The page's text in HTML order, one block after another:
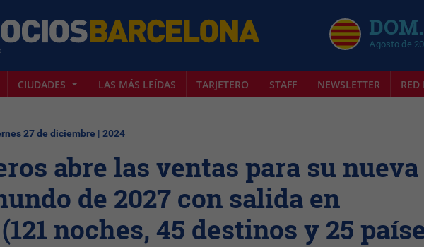
Agosto de
CIUDADES LAS MÁS LEÍDAS TARJETERO STAFF NEWSLETTER RED
27 de diciembre | 2024
abre las ventas para su nueva
de 2027 con salida en
noches, 45 destinos y 25